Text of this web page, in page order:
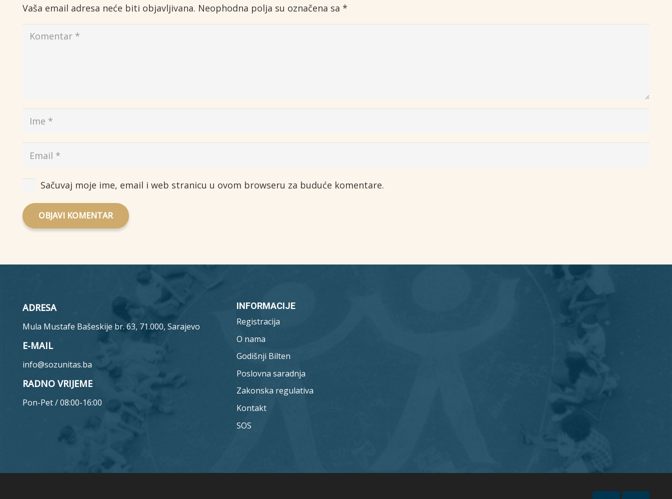
Vaša email adresa neće biti objavljivana. Neophodna polja su označena sa *
Sačuvaj moje ime, email i web stranicu u ovom browseru za buduće komentare.
OBJAVI KOMENTAR
ADRESA
Mula Mustafe Bašeskije br. 63, 71.000, Sarajevo
E-MAIL
info@sozunitas.ba
RADNO VRIJEME
Pon-Pet / 08:00-16:00
INFORMACIJE
Registracija
O nama
Godišnji Bilten
Poslovna saradnja
Zakonska regulativa
Kontakt
SOS